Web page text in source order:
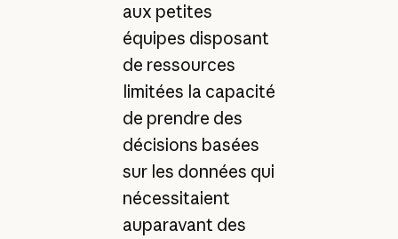
aux petites
équipes disposant
de ressources
limitées la capacité
de prendre des
décisions basées
sur les données qui
nécessitaient
auparavant des